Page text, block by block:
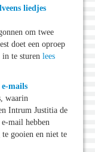
liedjes
om twee
doet een oproep
in te sturen lees
mails
waarin
Intrum Justitia de
mail hebben
gooien en niet te